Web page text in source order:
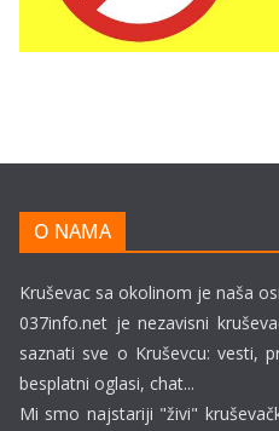
O NAMA
Kruševac sa okolinom je naša
037info.net je nezavisni
saznati sve o Kruševcu: vesti,
besplatni oglasi, chat...
Mi smo najstariji "živi"